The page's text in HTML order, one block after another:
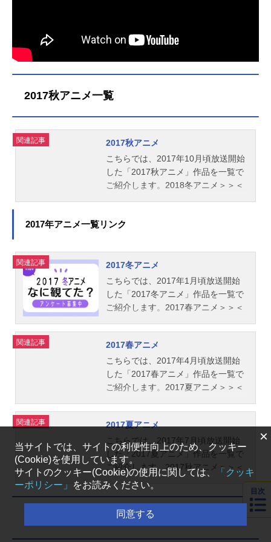
2017秋アニメ一覧
関連記事
2017秋アニメ
こちらでは、2017年10月頃放送開始
した「2017秋アニメ」作品を一覧で
ご紹介します。2018冬アニメ＞＞＜
2017年アニメ一覧リンク
関連記事
2017冬アニメ
こちらでは、2017年1月頃放送開始
した「2017冬アニメ」作品を一覧で
ご紹介します。2017春アニメ＞＞＜
関連記事
2017春アニメ
こちらでは、2017年4月頃放送開始
した「2017春アニメ」作品を一覧で
ご紹介します。2017夏アニメ＞＞＜
関連記事
2017夏アニメ
こちらでは、2017年7月頃放送開始
した「2017夏アニメ」作品を一覧で
ご紹介します。2017秋アニメ＞＞＜
＜2017春アニメ
目次
×
当サイトでは、サイトの利便性向上のため、クッキー
(Cookie)を使用しています。
サイトのクッキー(Cookie)の使用に関しては、 「クッキ
ーポリシー」
をお読みください。
同意する